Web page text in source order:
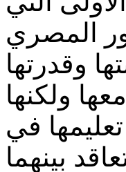
وقدرتها
ولكنها
في